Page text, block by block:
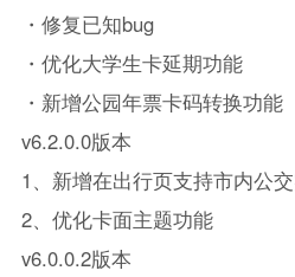
・修复已知bug
・优化大学生卡延期功能
・新增公园年票卡码转换功能
v6.2.0.0版本
1、新增在出行页支持市内公
2、优化卡面主题功能
v6.0.0.2版本